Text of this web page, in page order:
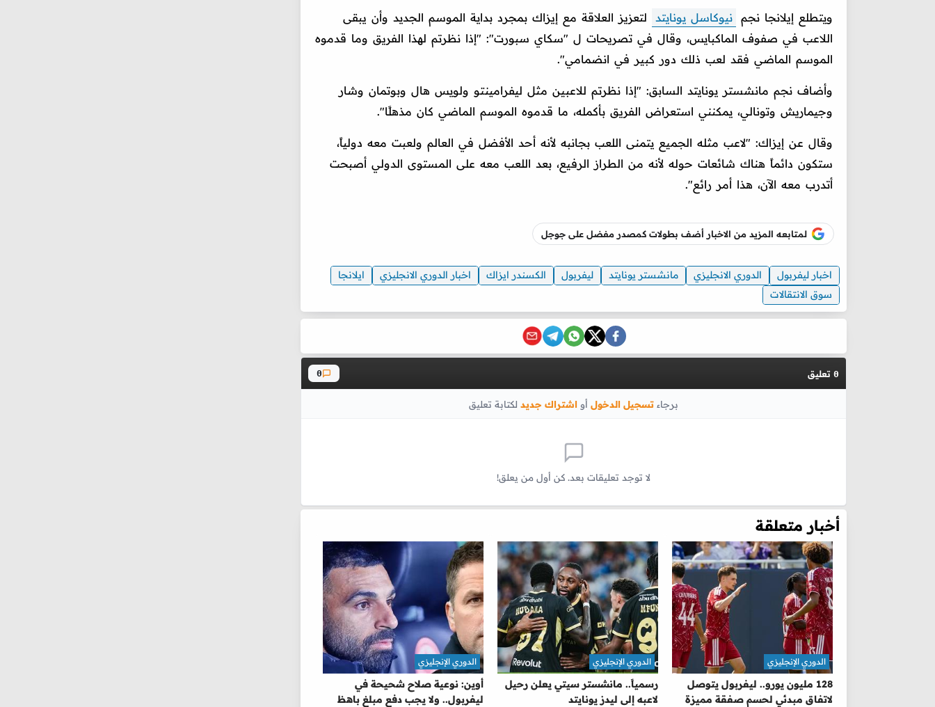
ويتطلع إيلانجا نجم نيوكاسل يونايتد
لتعزيز العلاقة مع إيزاك بمجرد بداية الموسم الجديد وأن يبقى
اللاعب في صفوف الماكبايس، وقال في تصريحات ل "سكاي سبورت": "إذا نظرتم لهذا الفريق وما قدموه
الموسم الماضي فقد لعب ذلك دور كبير في انضمامي".
وأضاف نجم مانشستر يونايتد السابق: "إذا نظرتم للاعبين مثل ليفرامينتو ولويس هال وبوتمان وشار
وجيماريش وتونالي، يمكنني استعراض الفريق بأكمله، ما قدموه الموسم الماضي كان مذهلًا".
وقال عن إيزاك: "لاعب مثله الجميع يتمنى اللعب بجانبه لأنه أحد الأفضل في العالم ولعبت معه دولياً،
ستكون دائماً هناك شائعات حوله لأنه من الطراز الرفيع، بعد اللعب معه على المستوى الدولي أصبحت
أتدرب معه الآن، هذا أمر رائع".
لمتابعه المزيد من الاخبار أضف بطولات كمصدر مفضل على جوجل
اخبار ليفربول الدوري الانجليزي مانشستر يونايتد ليفربول الكسندر ايزاك اخبار الدوري الانجليزي
ايلانجا
سوق الانتقالات
0 تعليق 0
برجاء تسجيل الدخول أو اشتراك جديد لكتابة تعليق
لا توجد تعليقات بعد. كن أول من يعلق!
أخبار متعلقة
128 مليون يورو.. ليفربول يتوصل
لاتفاق مبدئي لحسم صفقة مميزة
الدوري الإنجليزي
رسمياً.. مانشستر سيتي يعلن رحيل
لاعبه إلى ليدز يونايتد
الدوري الإنجليزي
أوين: نوعية صلاح شحيحة في
ليفربول.. ولا يجب دفع مبلغ باهظ
الدوري الإنجليزي